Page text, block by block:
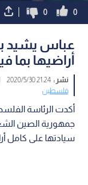
0
0
عباس يشيد
أراضيها بما
نشر :21:24 2020/5/30
فلسطين
أكدت الرئاسة
جمهورية الصين
سيادتها على كامل